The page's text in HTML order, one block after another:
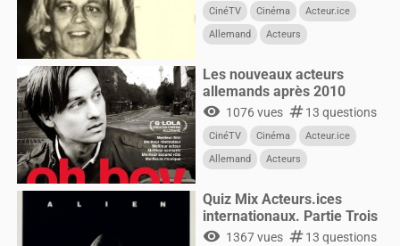
CinéTV Cinéma
Acteur.ice
Allemand
Acteurs
Les nouveaux acteurs
allemands après 2010
visibility 1076 vues numbers13 questions
CinéTV Cinéma
Acteur.ice
Allemand
Acteurs
Quiz Mix Acteurs.ices
internationaux. Partie Trois
visibility 1367 vues numbers13 questions